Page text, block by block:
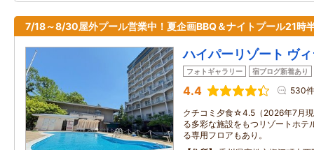
7/18～8/30屋外プール営業中！夏企画BBQ＆ナイトプール21時
ハイパーリゾート ヴ
フォトギャラリー 宿ブログ新着あり
4.4 530件
クチコミ夕食☆4.5（2026年7月
る多彩な施設をもつリゾートホテ
る専用フロアもあり。